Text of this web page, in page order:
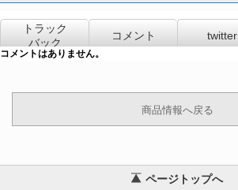
トラック
バック
コメント twitter
コメントはありません。
商品情報へ戻る
ページトップへ